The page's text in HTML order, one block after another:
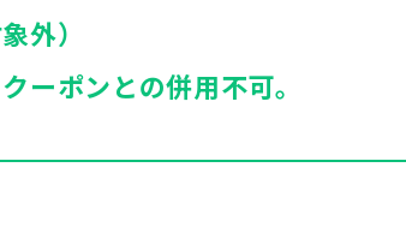
外）
ーポンとの併用不可。